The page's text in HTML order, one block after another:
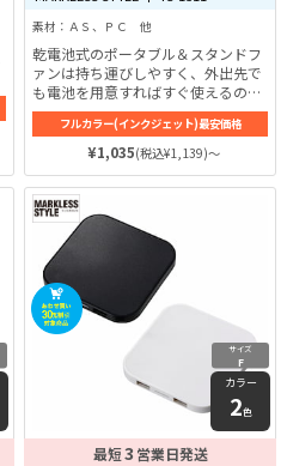
素材：ＡＳ、ＰＣ 他
乾電池式のポータブル＆スタンドフ
ァンは持ち運びしやすく、外出先で
も電池を用意すればすぐ使えるので
アウトドアイベントの定番アイテム
です♪※単4電池3本対応（別売）
フルカラー(インクジェット)最安価格
¥1,035(税込¥1,139)～
サイズ
F
カラー
2色
最短3 営業日発送